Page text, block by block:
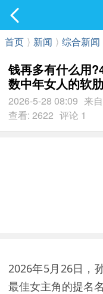
首页 ⟩ 新闻 ⟩ 综合新闻
钱再多有什么用
数中年女人的软
2026-5-28 08:09 来
查看: 2622 评论 1
2026年5月26日，
最佳女主角的提名